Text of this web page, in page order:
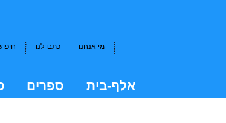
כתבו לנו מי אנחנו
אלף-בית ספרים